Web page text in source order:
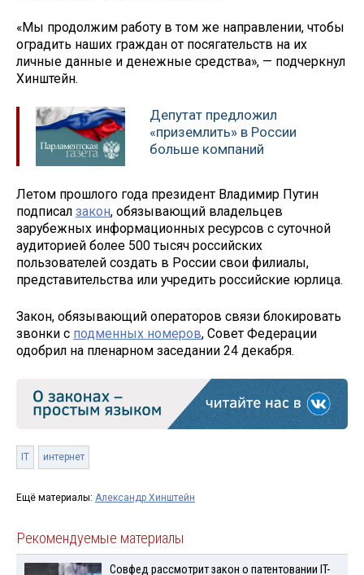
«Мы продолжим работу в том же направлении, чтобы
оградить наших граждан от посягательств на их
личные данные и денежные средства», — подчеркнул
Хинштейн.
Депутат предложил
«приземлить» в России
больше компаний
Летом прошлого года президент Владимир Путин
подписал закон, обязывающий владельцев
зарубежных информационных ресурсов с суточной
аудиторией более 500 тысяч российских
пользователей создать в России свои филиалы,
представительства или учредить российские юрлица.
Закон, обязывающий операторов связи блокировать
звонки с подменных номеров, Совет Федерации
одобрил на пленарном заседании 24 декабря.
IT интернет
Ещё материалы: Александр Хинштейн
Рекомендуемые материалы
Совфед рассмотрит закон о патентовании IT-